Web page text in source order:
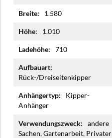
1.580
1.010
710
Rück-/Dreiseitenkipper
Kipper-
Anhänger
andere
Sachen, Gartenarbeit, Privater